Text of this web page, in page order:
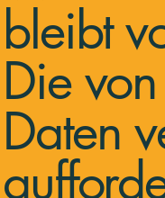
bleibt
Die
Daten